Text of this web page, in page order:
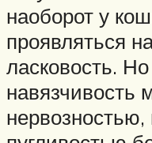
наоборот у
проявляться
ласковость.
навязчивость